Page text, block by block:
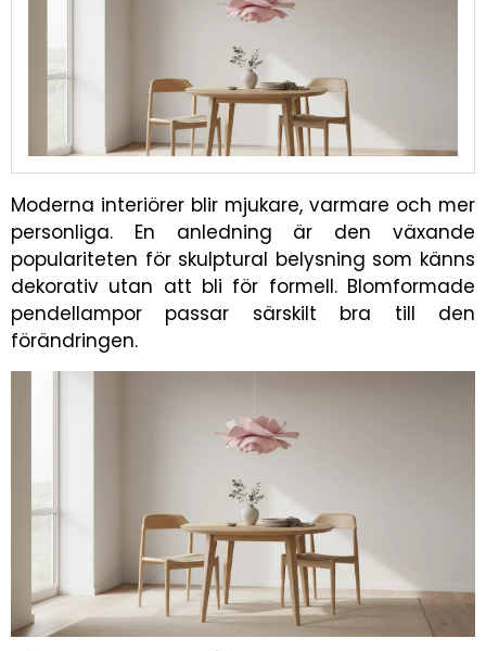
Moderna interiörer blir mjukare, varmare och mer
personliga. En anledning är den växande
populariteten för skulptural belysning som känns
dekorativ utan att bli för formell. Blomformade
pendellampor passar särskilt bra till den
förändringen.